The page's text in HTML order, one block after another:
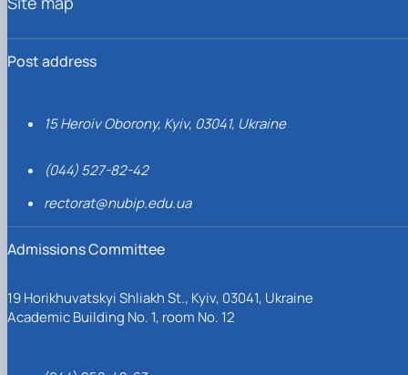
Post address
15 Heroiv Oborony, Kyiv, 03041, Ukraine
(044) 527-82-42
rectorat@nubip.edu.ua
Admissions Committee
19 Horikhuvatskyi Shliakh St., Kyiv, 03041, Ukraine
Academic Building No. 1, room No. 12